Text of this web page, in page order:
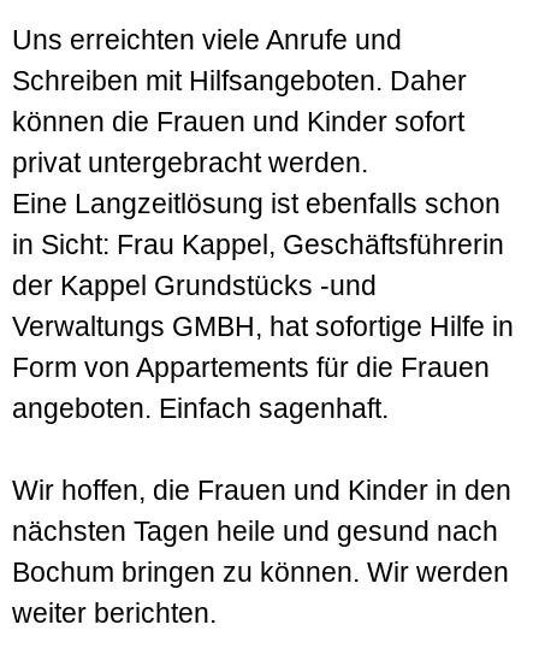
Uns erreichten viele Anrufe und
Schreiben mit Hilfsangeboten. Daher
können die Frauen und Kinder sofort
privat untergebracht werden.
Eine Langzeitlösung ist ebenfalls schon
in Sicht: Frau Kappel, Geschäftsführerin
der Kappel Grundstücks -und
Verwaltungs GMBH, hat sofortige Hilfe in
Form von Appartements für die Frauen
angeboten. Einfach sagenhaft.
Wir hoffen, die Frauen und Kinder in den
nächsten Tagen heile und gesund nach
Bochum bringen zu können. Wir werden
weiter berichten.